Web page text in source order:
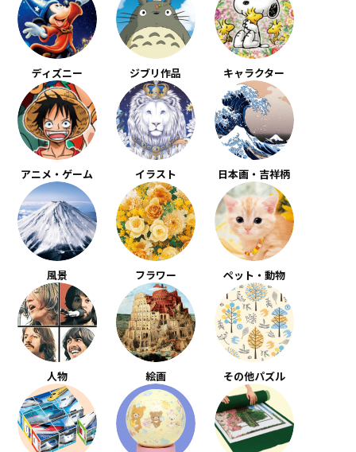
ディズニー ジブリ作品 キャラクター
アニメ・ゲーム イラスト 日本画・吉祥柄
風景 フラワー ペット・動物
人物 絵画 その他パズル